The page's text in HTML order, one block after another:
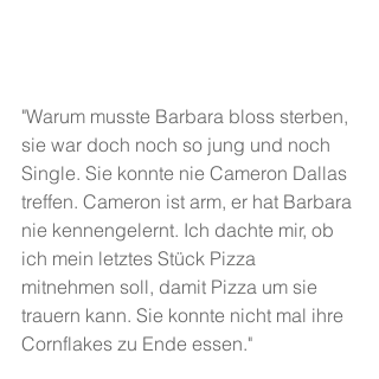
"Warum musste Barbara bloss sterben,
sie war doch noch so jung und noch
Single. Sie konnte nie Cameron Dallas
treffen. Cameron ist arm, er hat Barbara
nie kennengelernt. Ich dachte mir, ob
ich mein letztes Stück Pizza
mitnehmen soll, damit Pizza um sie
trauern kann. Sie konnte nicht mal ihre
Cornflakes zu Ende essen."